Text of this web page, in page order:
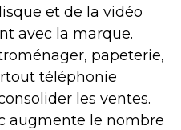
et de la vidéo
avec la marque.
papeterie,
téléphonie
les ventes.
augmente le nombre